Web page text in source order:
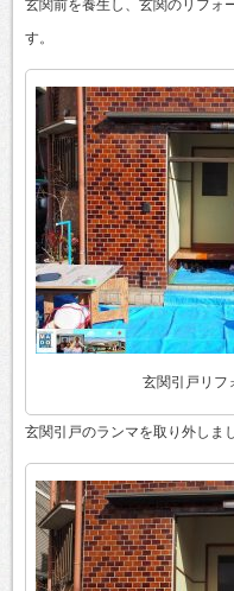
玄関前を養生し、玄関のリフォ
す。
玄関引戸リフ
玄関引戸のランマを取り外しま